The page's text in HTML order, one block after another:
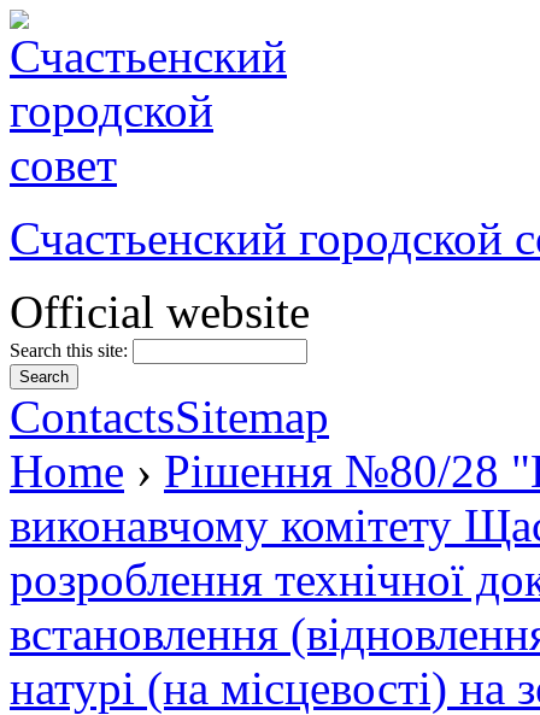
Счастьенский городской
Official website
Search this site:
ContactsSitemap
Home › Рішення №80/28
виконавчому комітету
розроблення технічної
встановлення
натурі (на місцевості)